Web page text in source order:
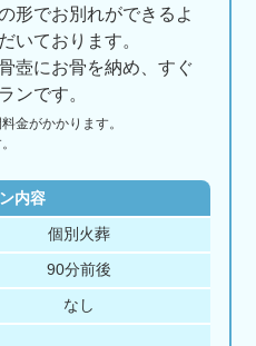
形でお別れができるよ
いております。
壺にお骨を納め、すぐ
ンです。
料金がかかります。
内容
個別火葬
90分前後
なし